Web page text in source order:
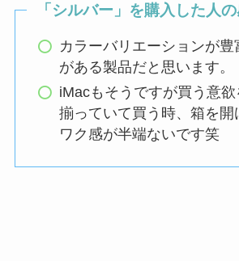
「シルバー」を購入した人
カラーバリエーションが
がある製品だと思います。
iMacもそうですが買う意
揃っていて買う時、箱を開
ワク感が半端ないです笑